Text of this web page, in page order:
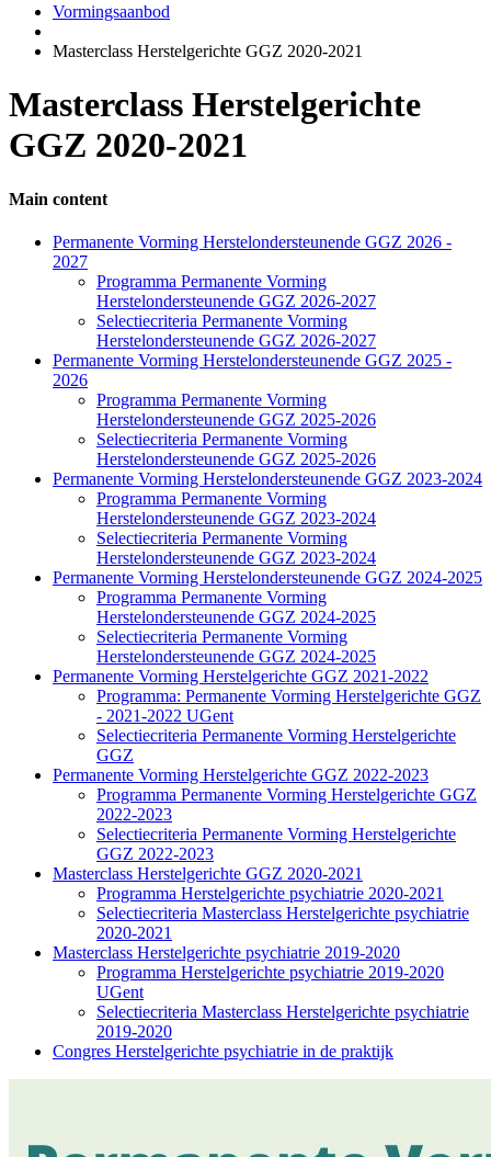
Vormingsaanbod
Masterclass Herstelgerichte GGZ 2020-2021
Masterclass Herstelgerichte
GGZ 2020-2021
Main content
Side
Navigation
Permanente Vorming Herstelondersteunende GGZ 2026 -
2027
Programma Permanente Vorming
Herstelondersteunende GGZ 2026-2027
Selectiecriteria Permanente Vorming
Herstelondersteunende GGZ 2026-2027
Permanente Vorming Herstelondersteunende GGZ 2025 -
2026
Programma Permanente Vorming
Herstelondersteunende GGZ 2025-2026
Selectiecriteria Permanente Vorming
Herstelondersteunende GGZ 2025-2026
Permanente Vorming Herstelondersteunende GGZ 2023-2024
Programma Permanente Vorming
Herstelondersteunende GGZ 2023-2024
Selectiecriteria Permanente Vorming
Herstelondersteunende GGZ 2023-2024
Permanente Vorming Herstelondersteunende GGZ 2024-2025
Programma Permanente Vorming
Herstelondersteunende GGZ 2024-2025
Selectiecriteria Permanente Vorming
Herstelondersteunende GGZ 2024-2025
Permanente Vorming Herstelgerichte GGZ 2021-2022
Programma: Permanente Vorming Herstelgerichte GGZ
- 2021-2022 UGent
Selectiecriteria Permanente Vorming Herstelgerichte
GGZ
Permanente Vorming Herstelgerichte GGZ 2022-2023
Programma Permanente Vorming Herstelgerichte GGZ
2022-2023
Selectiecriteria Permanente Vorming Herstelgerichte
GGZ 2022-2023
Masterclass Herstelgerichte GGZ 2020-2021
Programma Herstelgerichte psychiatrie 2020-2021
Selectiecriteria Masterclass Herstelgerichte psychiatrie
2020-2021
Masterclass Herstelgerichte psychiatrie 2019-2020
Programma Herstelgerichte psychiatrie 2019-2020
UGent
Selectiecriteria Masterclass Herstelgerichte psychiatrie
2019-2020
Congres Herstelgerichte psychiatrie in de praktijk